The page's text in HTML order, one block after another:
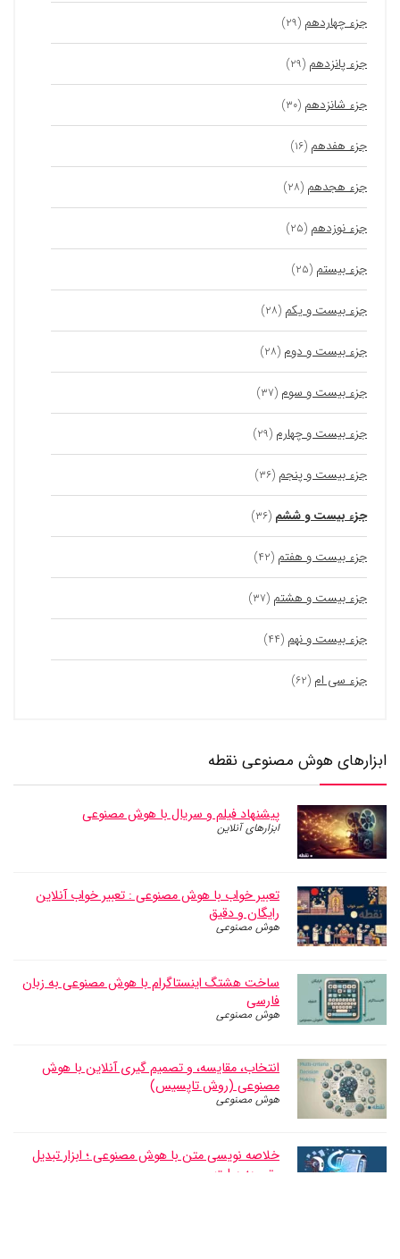
جزء چهاردهم (۲۹)
جزء پانزدهم (۲۹)
جزء شانزدهم (۳۰)
جزء هفدهم (۱۶)
جزء هجدهم (۲۸)
جزء نوزدهم (۲۵)
جزء بیستم (۲۵)
جزء بیست و یکم (۲۸)
جزء بیست و دوم (۲۸)
جزء بیست و سوم (۳۷)
جزء بیست و چهارم (۲۹)
جزء بیست و پنجم (۳۶)
جزء بیست و ششم (۳۶)
جزء بیست و هفتم (۴۲)
جزء بیست و هشتم (۳۷)
جزء بیست و نهم (۴۴)
جزء سی ام (۶۲)
ابزارهای هوش مصنوعی نقطه
پیشنهاد فیلم و سریال با هوش مصنوعی
ابزارهای آنلاین
تعبیر خواب با هوش مصنوعی : تعبیر خواب آنلاین
رایگان و دقیق
هوش مصنوعی
ساخت هشتگ اینستاگرام با هوش مصنوعی به زبان
فارسی
هوش مصنوعی
انتخاب، مقایسه، و تصمیم گیری آنلاین با هوش
مصنوعی (روش تاپسیس)
هوش مصنوعی
خلاصه نویسی متن با هوش مصنوعی ؛ ابزار تبدیل
متن به بولت